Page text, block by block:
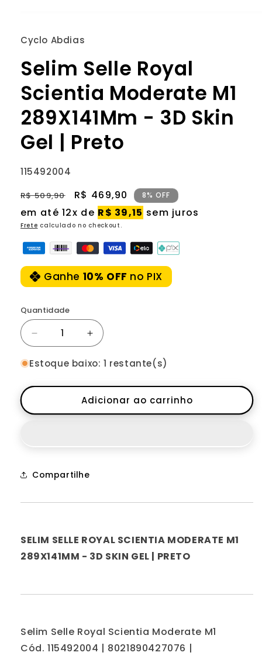
1
na
modal
Cyclo Abdias
Selim Selle Royal
Scientia Moderate M1
289X141Mm - 3D Skin
Gel | Preto
SKU:
115492004
Preço
normal
R$ 509,90
Preço
promocional
R$ 469,90 8% OFF
em até 12x de R$ 39,15 sem juros
Frete calculado no checkout.
Ganhe 10% OFF no PIX
Quantidade
Diminuir
a
quantidade
Selim
Royal
-
Preto
Aumentar
a
quantidade
Selim
Selle
Royal
-
Preto
Estoque baixo: 1 restante(s)
Adicionar ao carrinho
Compartilhe
SELIM SELLE ROYAL SCIENTIA MODERATE M1
289X141MM - 3D SKIN GEL | PRETO
Selim Selle Royal Scientia Moderate M1
Cód. 115492004 | 8021890427076 |